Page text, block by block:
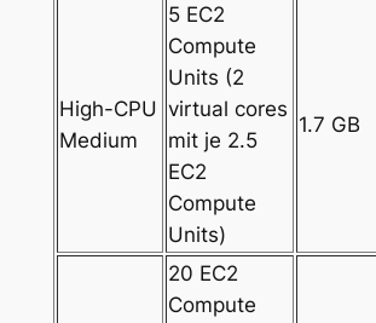
High-CPU
Medium
5 EC2
Compute
Units (2
virtual cores
mit je 2.5
EC2
Compute
Units)
1.7 GB
20 EC2
Compute